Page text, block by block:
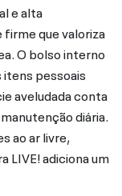
e alta
que valoriza
O bolso interno
itens pessoais
aveludada conta
diária.
ao ar livre,
LIVE! adiciona um